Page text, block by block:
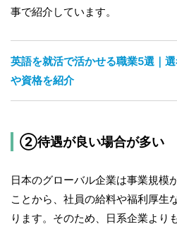
事で紹介しています。
英語を就活で活かせる職業5選｜
や資格を紹介
②待遇が良い場合が多い
日本のグローバル企業は事業規模
ことから、社員の給料や福利厚生
ります。そのため、日系企業より